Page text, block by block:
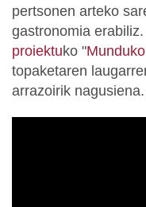
pertsonen arteko
gastronomia
proiektuko "
topaketaren
arrazoirik nagusiena.